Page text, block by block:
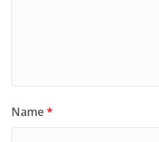
Name*